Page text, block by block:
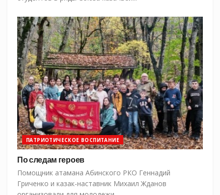
ПАТРИОТИЧЕСКОЕ ВОСПИТАНИЕ
По следам героев
Помощник атамана Абинского РКО Геннадий
Гриченко и казак-наставник Михаил Жданов